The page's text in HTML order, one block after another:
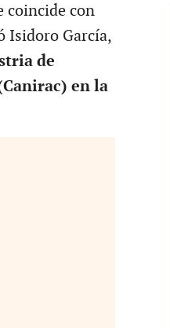
coincide con
Isidoro García,
de
en la